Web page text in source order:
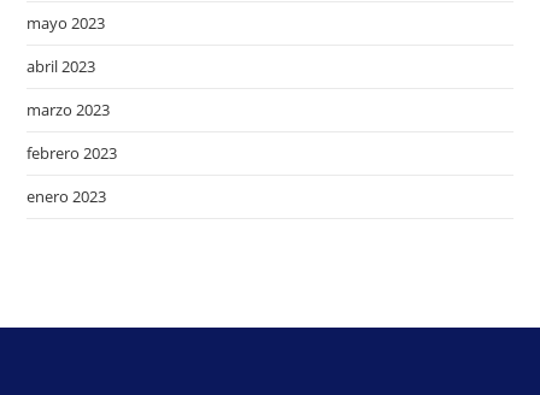
mayo 2023
abril 2023
marzo 2023
febrero 2023
enero 2023